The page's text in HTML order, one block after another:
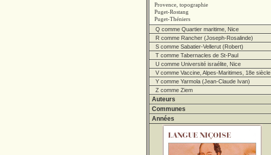
Provence, topographie
Puget-Rostang
Puget-Théniers
Q comme Quartier maritime, Nice
R comme Rancher (Joseph-Rosalinde)
S comme Sabatier-Vellerut (Robert)
T comme Tabernacles de St-Paul
U comme Université israélite, Nice
V comme Vaccine, Alpes-Maritimes, 18e siècle
Y comme Yarmola (Jean-Claude Ivan)
Z comme Ziem
Auteurs
Communes
Années